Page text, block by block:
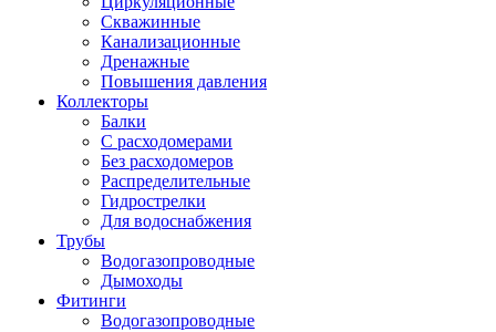
Скважинные
Канализационные
Дренажные
Повышения давления
Коллекторы
Балки
С расходомерами
Без расходомеров
Распределительные
Гидрострелки
Для водоснабжения
Трубы
Водогазопроводные
Дымоходы
Фитинги
Водогазопроводные